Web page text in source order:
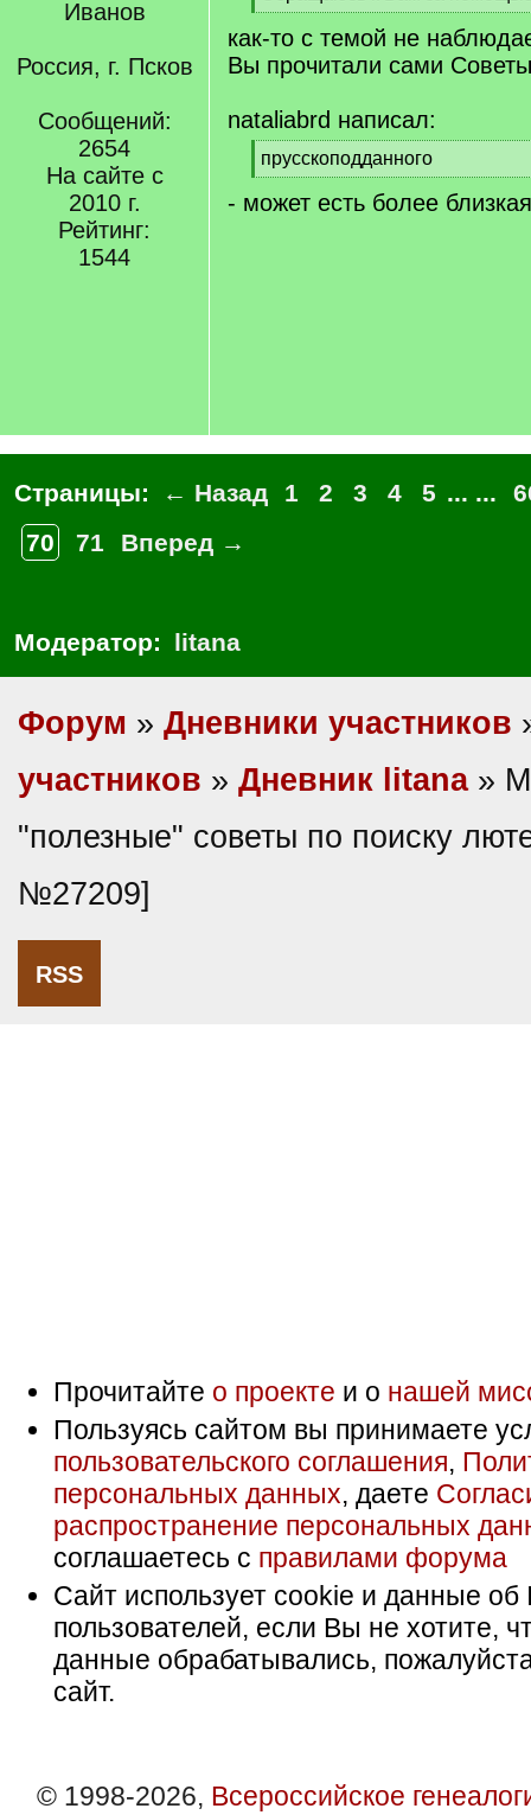
Россия, г. Псков
Сообщений:
2654
На сайте с
2010 г.
Рейтинг:
1544
q
]
[
/
q
как-то с темой не
Вы прочитали сами
nataliabrd написал:
[
q
]
прусскоподданного
[
/
- может есть более
Страницы: ← Назад 1 2 3 4 5 ... ...
70
71 Вперед →
Модератор: litana
Форум » Дневники участников
участников » Дневник litana»
"полезные" советы по поиску
№27209]
RSS
Прочитайте о проекте и о нашей
Пользуясь сайтом вы принимаете
пользовательского соглашения,
персональных данных, даете
распространение персональных
соглашаетесь с правилами форума
Сайт использует cookie и данные об
пользователей, если Вы не хотите,
данные обрабатывались,
сайт.
© 1998-2026, Всероссийское